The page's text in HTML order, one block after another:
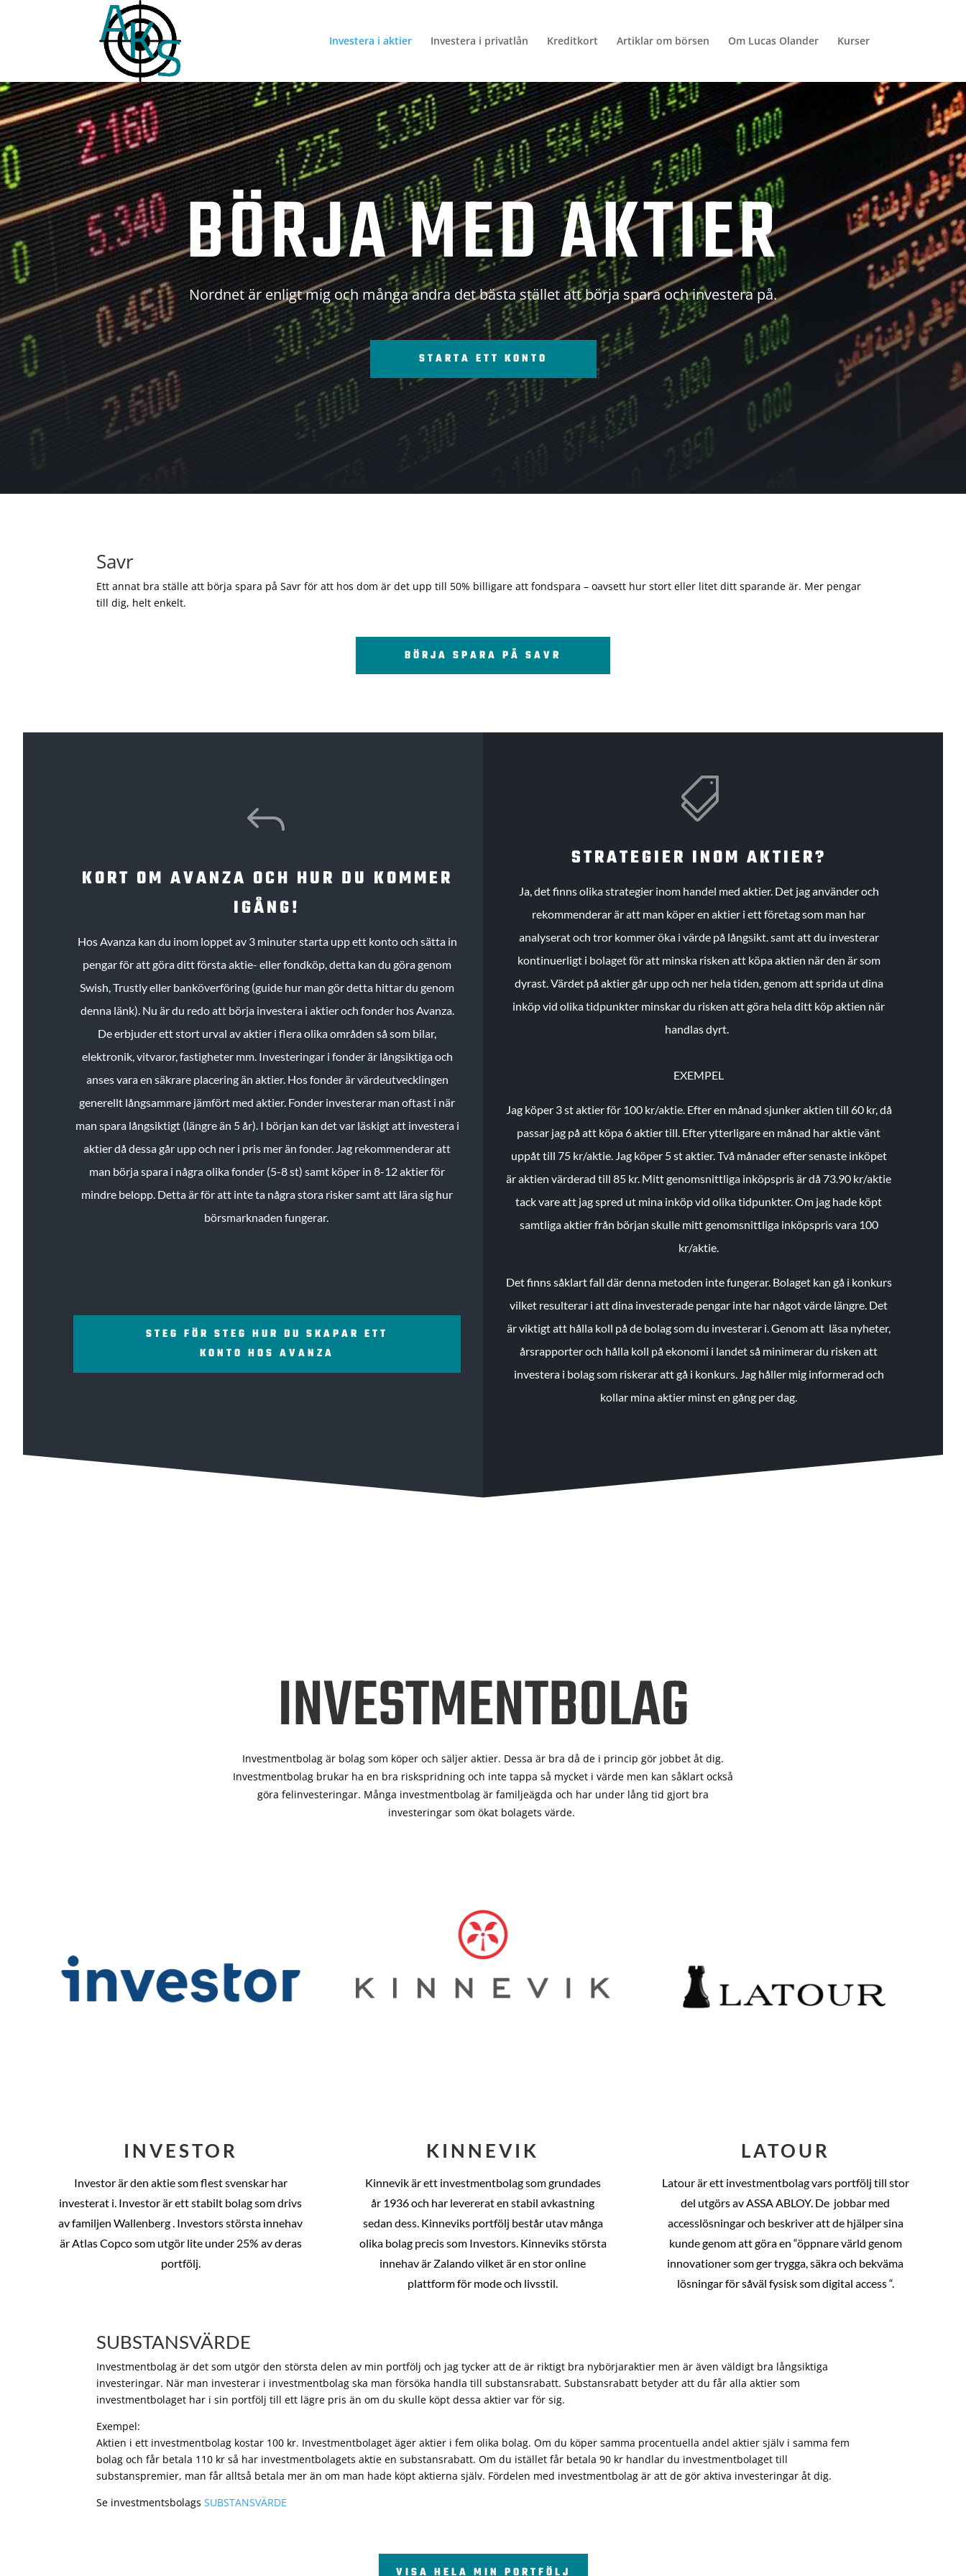
Investera i aktier Investera i privatlån Kreditkort Artiklar om börsen Om Lucas Olander Kurser
BÖRJA MED AKTIER
Nordnet är enligt mig och många andra det bästa stället att börja spara och investera på.
STARTA ETT KONTO
Savr
Ett annat bra ställe att börja spara på Savr för att hos dom är det upp till 50% billigare att fondspara – oavsett hur stort eller litet ditt sparande är. Mer pengar
till dig, helt enkelt.
BÖRJA SPARA PÅ SAVR
J
KORT OM AVANZA OCH HUR DU KOMMER
IGÅNG!
Hos Avanza kan du inom loppet av 3 minuter starta upp ett konto och sätta in
pengar för att göra ditt första aktie- eller fondköp, detta kan du göra genom
Swish, Trustly eller banköverföring (guide hur man gör detta hittar du genom
denna länk). Nu är du redo att börja investera i aktier och fonder hos Avanza.
De erbjuder ett stort urval av aktier i flera olika områden så som bilar,
elektronik, vitvaror, fastigheter mm. Investeringar i fonder är långsiktiga och
anses vara en säkrare placering än aktier. Hos fonder är värdeutvecklingen
generellt långsammare jämfört med aktier. Fonder investerar man oftast i när
man spara långsiktigt (längre än 5 år). I början kan det var läskigt att investera i
aktier då dessa går upp och ner i pris mer än fonder. Jag rekommenderar att
man börja spara i några olika fonder (5-8 st) samt köper in 8-12 aktier för
mindre belopp. Detta är för att inte ta några stora risker samt att lära sig hur
börsmarknaden fungerar.
STEG FÖR STEG HUR DU SKAPAR ETT
KONTO HOS AVANZA

STRATEGIER INOM AKTIER?
Ja, det finns olika strategier inom handel med aktier. Det jag använder och
rekommenderar är att man köper en aktier i ett företag som man har
analyserat och tror kommer öka i värde på långsikt. samt att du investerar
kontinuerligt i bolaget för att minska risken att köpa aktien när den är som
dyrast. Värdet på aktier går upp och ner hela tiden, genom att sprida ut dina
inköp vid olika tidpunkter minskar du risken att göra hela ditt köp aktien när
handlas dyrt.
EXEMPEL
Jag köper 3 st aktier för 100 kr/aktie. Efter en månad sjunker aktien till 60 kr, då
passar jag på att köpa 6 aktier till. Efter ytterligare en månad har aktie vänt
uppåt till 75 kr/aktie. Jag köper 5 st aktier.Två månader efter senaste inköpet
är aktien värderad till 85 kr. Mitt genomsnittliga inköpspris är då 73.90 kr/aktie
tack vare att jag spred ut mina inköp vid olika tidpunkter. Om jag hade köpt
samtliga aktier från början skulle mitt genomsnittliga inköpspris vara 100
kr/aktie.
Det finns såklart fall där denna metoden inte fungerar. Bolaget kan gå i konkurs
vilket resulterar i att dina investerade pengar inte har något värde längre. Det
är viktigt att hålla koll på de bolag som du investerar i. Genom att läsa nyheter,
årsrapporter och hålla koll på ekonomi i landet så minimerar du risken att
investera i bolag som riskerar att gå i konkurs. Jag håller mig informerad och
kollar mina aktier minst en gång per dag.
INVESTMENTBOLAG
Investmentbolag är bolag som köper och säljer aktier. Dessa är bra då de i princip gör jobbet åt dig.
Investmentbolag brukar ha en bra riskspridning och inte tappa så mycket i värde men kan såklart också
göra felinvesteringar. Många investmentbolag är familjeägda och har under lång tid gjort bra
investeringar som ökat bolagets värde.
INVESTOR
Investor är den aktie som flest svenskar har
investerat i. Investor är ett stabilt bolag som drivs
av familjen Wallenberg . Investors största innehav
är Atlas Copco som utgör lite under 25% av deras
portfölj.
KINNEVIK
Kinnevik är ett investmentbolag som grundades
år 1936 och har levererat en stabil avkastning
sedan dess. Kinneviks portfölj består utav många
olika bolag precis som Investors. Kinneviks största
innehav är Zalando vilket är en stor online
plattform för mode och livsstil.
LATOUR
Latour är ett investmentbolag vars portfölj till stor
del utgörs av ASSA ABLOY. De jobbar med
accesslösningar och beskriver att de hjälper sina
kunde genom att göra en “öppnare värld genom
innovationer som ger trygga, säkra och bekväma
lösningar för såväl fysisk som digital access “.
SUBSTANSVÄRDE
Investmentbolag är det som utgör den största delen av min portfölj och jag tycker att de är riktigt bra nybörjaraktier men är även väldigt bra långsiktiga
investeringar. När man investerar i investmentbolag ska man försöka handla till substansrabatt. Substansrabatt betyder att du får alla aktier som
investmentbolaget har i sin portfölj till ett lägre pris än om du skulle köpt dessa aktier var för sig.
Exempel:
Aktien i ett investmentbolag kostar 100 kr. Investmentbolaget äger aktier i fem olika bolag. Om du köper samma procentuella andel aktier själv i samma fem
bolag och får betala 110 kr så har investmentbolagets aktie en substansrabatt. Om du istället får betala 90 kr handlar du investmentbolaget till
substanspremier, man får alltså betala mer än om man hade köpt aktierna själv. Fördelen med investmentbolag är att de gör aktiva investeringar åt dig.
Se investmentsbolagsSUBSTANSVÄRDE
VISA HELA MIN PORTFÖLJ